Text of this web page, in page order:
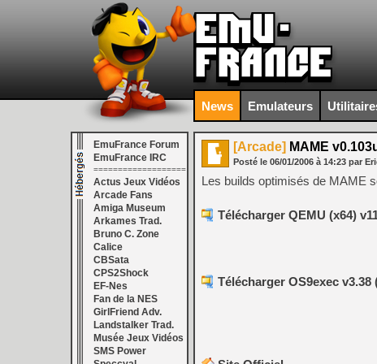
News Emulateurs
EmuFrance Forum
EmuFrance IRC
===================
Actus Jeux Vidéos
Arcade Fans
Amiga Museum
Arkames Trad.
Bruno C. Zone
Calice
CBSata
CPS2Shock
EF-Nes
Fan de la NES
GirlFriend Adv.
Landstalker Trad.
Musée Jeux Vidéos
SMS Power
[Arcade] MAME
Posté le 06/01/2006 à 14:23 par
Les builds optimisés de MAME
Télécharger QEMU (x64)
Télécharger OS9exec v3.38